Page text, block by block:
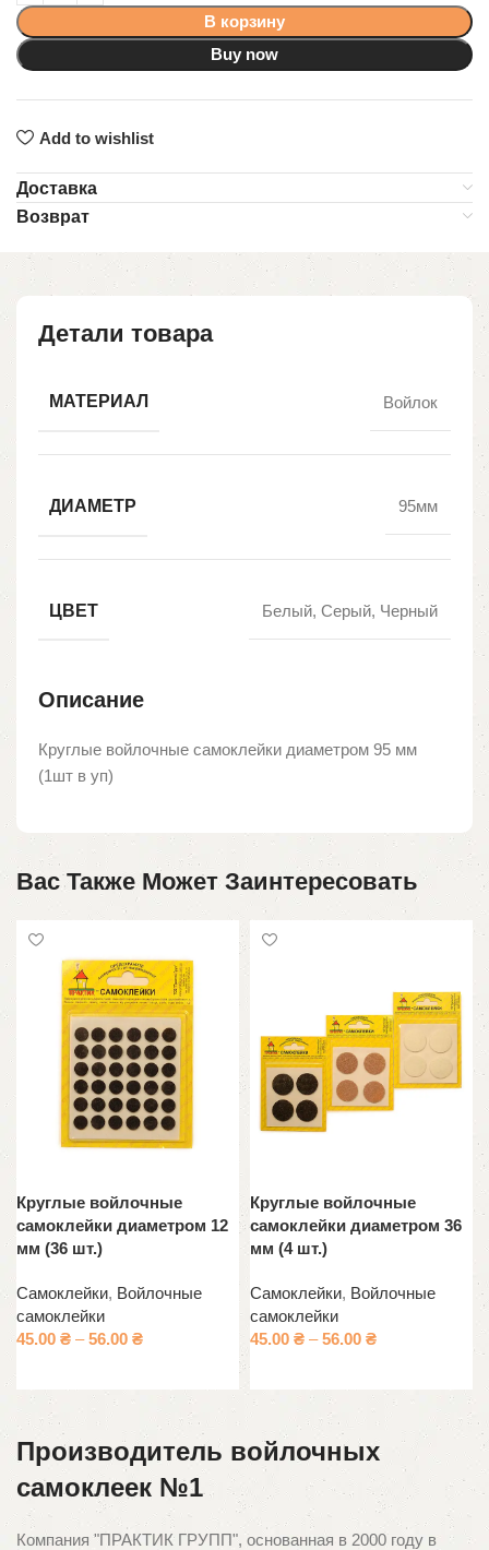
В корзину
Buy now
Add to wishlist
Доставка
Возврат
Детали товара
МАТЕРИАЛ Войлок
ДИАМЕТР 95мм
ЦВЕТ Белый, Серый, Черный
Описание
Круглые войлочные самоклейки диаметром 95 мм
(1шт в уп)
Вас Также Может Заинтересовать
Круглые войлочные
самоклейки диаметром 12
мм (36 шт.)
Самоклейки, Войлочные
самоклейки
45.00 ₴ –56.00 ₴
Круглые войлочные
самоклейки диаметром 36
мм (4 шт.)
Самоклейки, Войлочные
самоклейки
45.00 ₴ –56.00 ₴
Производитель войлочных
самоклеек №1
Компания "ПРАКТИК ГРУПП", основанная в 2000 году в